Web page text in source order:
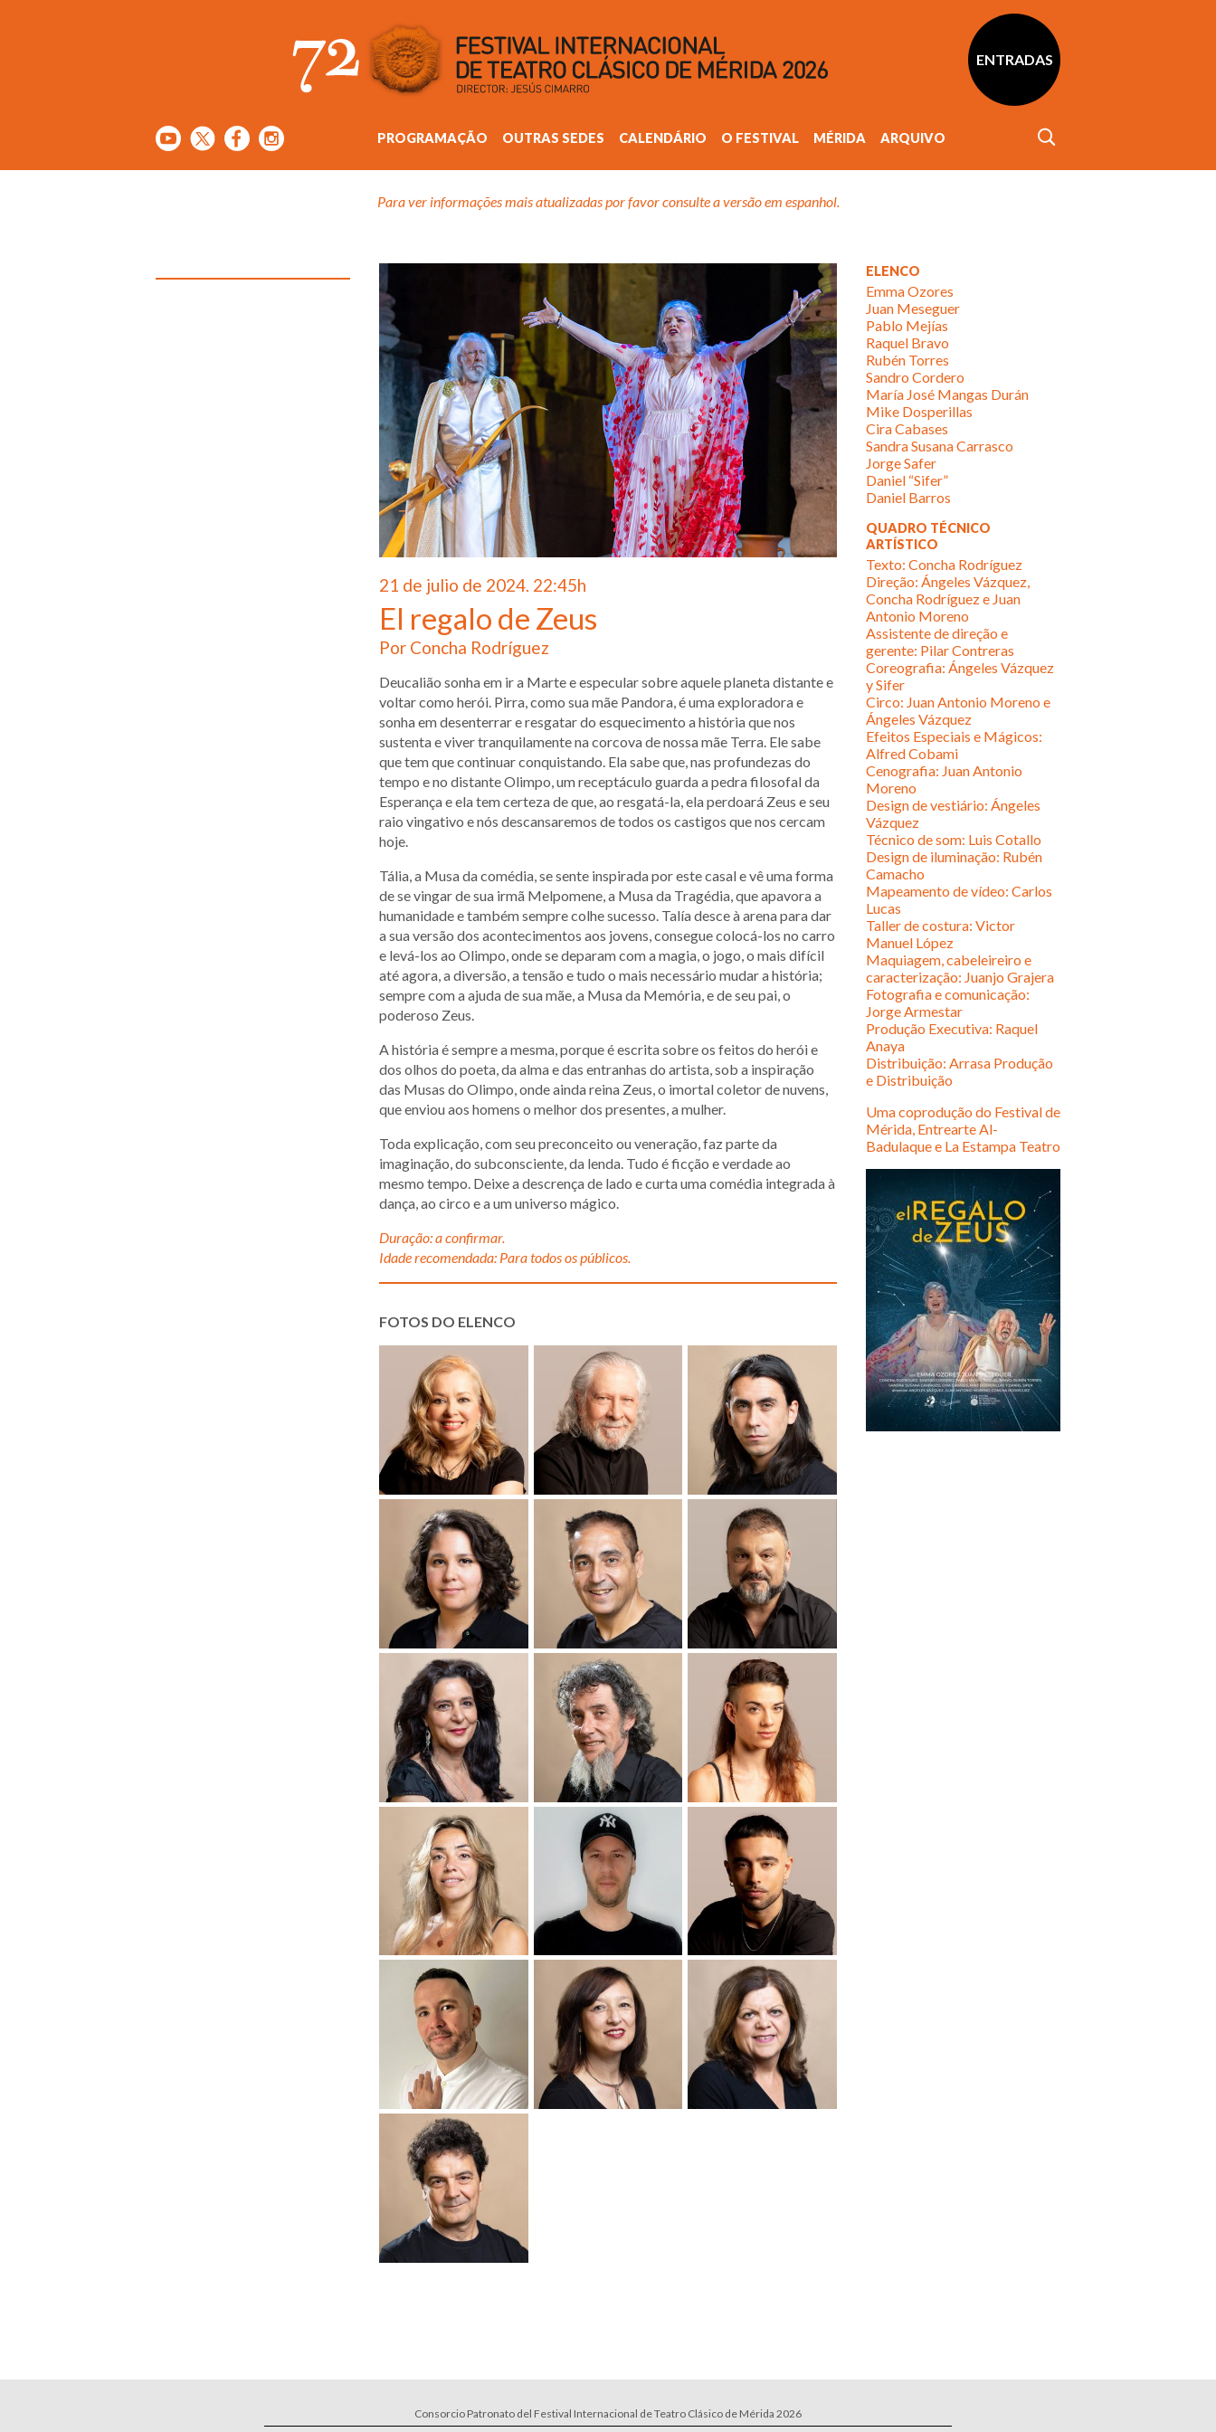
ENTRADAS
PROGRAMAÇÃO OUTRAS SEDES CALENDÁRIO O FESTIVAL MÉRIDA ARQUIVO
Para ver informações mais atualizadas por favor consulte a versão em espanhol.
21 de julio de 2024. 22:45h
El regalo de Zeus
Por Concha Rodríguez
Deucalião sonha em ir a Marte e especular sobre aquele planeta distante e
voltar como herói. Pirra, como sua mãe Pandora, é uma exploradora e
sonha em desenterrar e resgatar do esquecimento a história que nos
sustenta e viver tranquilamente na corcova de nossa mãe Terra. Ele sabe
que tem que continuar conquistando. Ela sabe que, nas profundezas do
tempo e no distante Olimpo, um receptáculo guarda a pedra filosofal da
Esperança e ela tem certeza de que, ao resgatá-la, ela perdoará Zeus e seu
raio vingativo e nós descansaremos de todos os castigos que nos cercam
hoje.
Tália, a Musa da comédia, se sente inspirada por este casal e vê uma forma
de se vingar de sua irmã Melpomene, a Musa da Tragédia, que apavora a
humanidade e também sempre colhe sucesso. Talía desce à arena para dar
a sua versão dos acontecimentos aos jovens, consegue colocá-los no carro
e levá-los ao Olimpo, onde se deparam com a magia, o jogo, o mais difícil
até agora, a diversão, a tensão e tudo o mais necessário mudar a história;
sempre com a ajuda de sua mãe, a Musa da Memória, e de seu pai, o
poderoso Zeus.
A história é sempre a mesma, porque é escrita sobre os feitos do herói e
dos olhos do poeta, da alma e das entranhas do artista, sob a inspiração
das Musas do Olimpo, onde ainda reina Zeus, o imortal coletor de nuvens,
que enviou aos homens o melhor dos presentes, a mulher.
Toda explicação, com seu preconceito ou veneração, faz parte da
imaginação, do subconsciente, da lenda. Tudo é ficção e verdade ao
mesmo tempo. Deixe a descrença de lado e curta uma comédia integrada à
dança, ao circo e a um universo mágico.
Duração: a confirmar.
Idade recomendada: Para todos os públicos.
FOTOS DO ELENCO
ELENCO
Emma Ozores
Juan Meseguer
Pablo Mejías
Raquel Bravo
Rubén Torres
Sandro Cordero
María José Mangas Durán
Mike Dosperillas
Cira Cabases
Sandra Susana Carrasco
Jorge Safer
Daniel “Sifer”
Daniel Barros
QUADRO TÉCNICO
ARTÍSTICO
Texto: Concha Rodríguez
Direção: Ángeles Vázquez,
Concha Rodríguez e Juan
Antonio Moreno
Assistente de direção e
gerente: Pilar Contreras
Coreografia: Ángeles Vázquez
y Sifer
Circo: Juan Antonio Moreno e
Ángeles Vázquez
Efeitos Especiais e Mágicos:
Alfred Cobami
Cenografia: Juan Antonio
Moreno
Design de vestiário: Ángeles
Vázquez
Técnico de som: Luis Cotallo
Design de iluminação: Rubén
Camacho
Mapeamento de vídeo: Carlos
Lucas
Taller de costura: Victor
Manuel López
Maquiagem, cabeleireiro e
caracterização: Juanjo Grajera
Fotografia e comunicação:
Jorge Armestar
Produção Executiva: Raquel
Anaya
Distribuição: Arrasa Produção
e Distribuição
Uma coprodução do Festival de
Mérida, Entrearte Al-
Badulaque e La Estampa Teatro
Consorcio Patronato del Festival Internacional de Teatro Clásico de Mérida 2026